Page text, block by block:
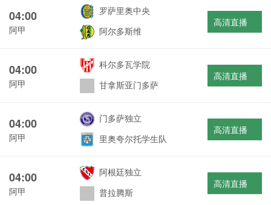
04:00
阿甲
罗萨里奥中央
阿尔多斯维
高清直播
04:00
阿甲
科尔多瓦学院
甘拿斯亚门多萨
高清直播
04:00
阿甲
门多萨独立
里奥夸尔托学生队
高清直播
04:00
阿甲
阿根廷独立
普拉腾斯
高清直播